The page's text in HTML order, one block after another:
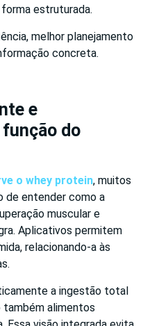
estruturada.
melhor planejamento
concreta.
e
do
o whey protein, muitos
de entender como a
muscular e
Aplicativos permitem
relacionando-a às
a ingestão total
alimentos